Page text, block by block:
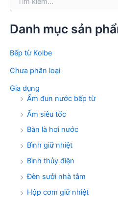
:
k
i
m
Danh mục sản
Bếp từ Kolbe
Chưa phân loại
Gia dụng
Ấm đun nước bếp từ
Ấm siêu tốc
Bàn là hơi nước
Bình giữ nhiệt
Bình thủy điện
Đèn sưởi nhà tắm
Hộp cơm giữ nhiệt